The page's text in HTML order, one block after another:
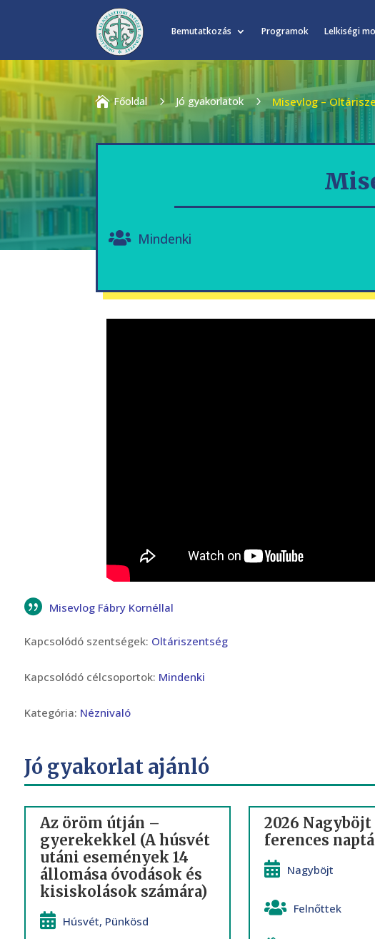
Bemutatkozás Programok Lelkiségi
 Főoldal 5 Jó gyakorlatok 5 Misevlog –
Mindenki
Misevlog Fábry Kornéllal
Kapcsolódó szentségek: Oltáriszentség
Kapcsolódó célcsoportok: Mindenki
Kategória: Néznivaló
Jó gyakorlat ajánló
Az öröm útján –
gyerekekkel (A húsvét
utáni események 14
állomása óvodások és
kisiskolások számára)
Húsvét, Pünkösd
2026 Nagyböjt
ferences
Nagyböjt
Felnőttek